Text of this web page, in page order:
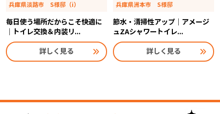
兵庫県淡路市 S様邸（i）
毎日使う場所だからこそ快適に
｜トイレ交換＆内装リ...
詳しく見る
兵庫県洲本市 S様邸
節水・清掃性アップ｜アメージ
ュZAシャワートイレ...
詳しく見る